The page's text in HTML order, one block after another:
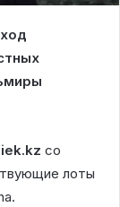
со
лоты